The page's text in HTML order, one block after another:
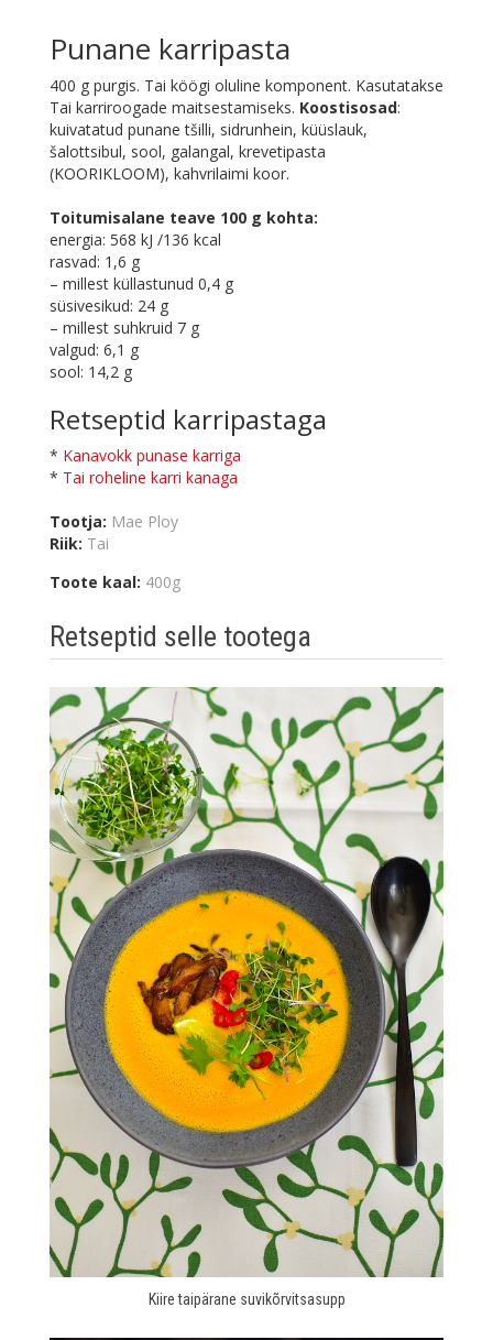
Punane karripasta
400 g purgis. Tai köögi oluline komponent. Kasutatakse
Tai karriroogade maitsestamiseks. Koostisosad:
kuivatatud punane tšilli, sidrunhein, küüslauk,
šalottsibul, sool, galangal, krevetipasta
(KOORIKLOOM), kahvrilaimi koor.
Toitumisalane teave 100 g kohta:
energia: 568 kJ /136 kcal
rasvad: 1,6 g
– millest küllastunud 0,4 g
süsivesikud: 24 g
– millest suhkruid 7 g
valgud: 6,1 g
sool: 14,2 g
Retseptid karripastaga
* Kanavokk punase karriga
* Tai roheline karri kanaga
Tootja: Mae Ploy
Riik: Tai
Toote kaal: 400g
Retseptid selle tootega
Kiire taipärane suvikõrvitsasupp